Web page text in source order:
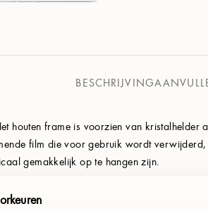
BESCHRIJVING
houten frame is voorzien van
film die voor gebruik wordt
gemakkelijk op te hangen zijn.